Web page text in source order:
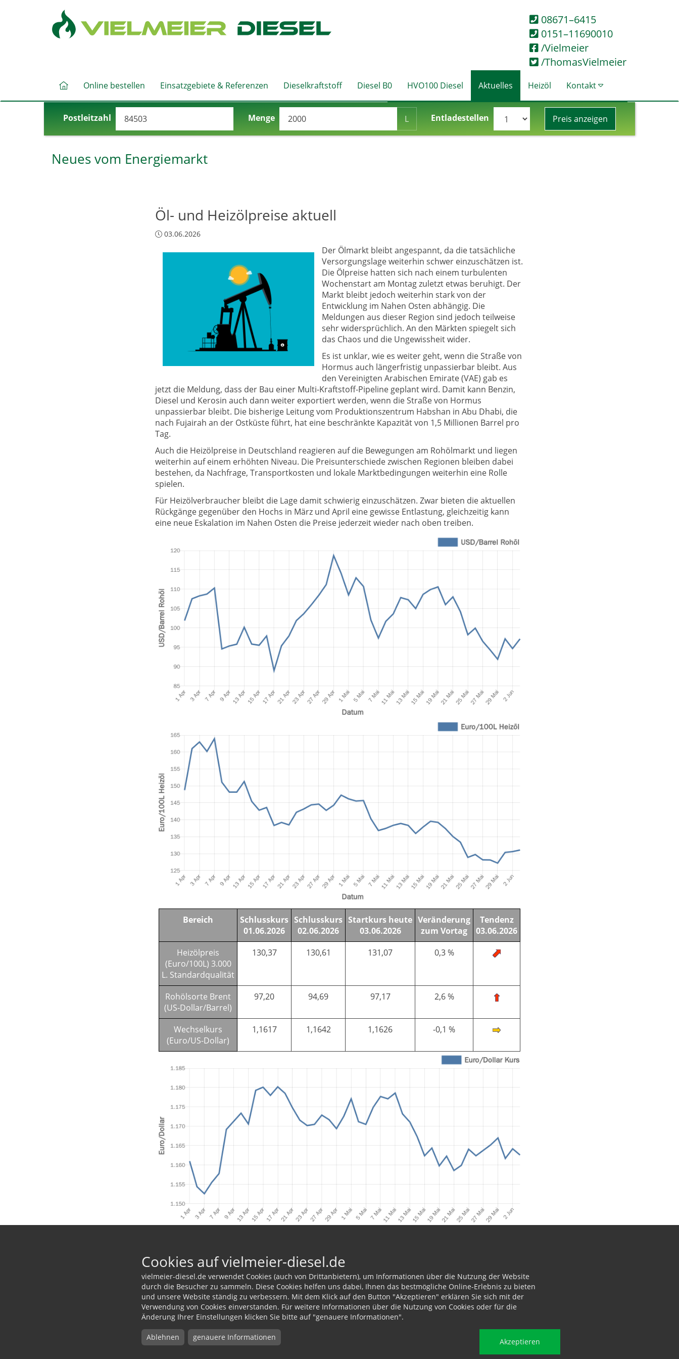
08671–6415
0151–11690010
/Vielmeier
/ThomasVielmeier
Online bestellen Einsatzgebiete & Referenzen Dieselkraftstoff Diesel B0 HVO100 Diesel Aktuelles Heizöl Kontakt
Postleitzahl Menge L Entladestellen Preis anzeigen
Neues vom Energiemarkt
Öl- und Heizölpreise aktuell
03.06.2026
Der Ölmarkt bleibt angespannt, da die tatsächliche
Versorgungslage weiterhin schwer einzuschätzen ist.
Die Ölpreise hatten sich nach einem turbulenten
Wochenstart am Montag zuletzt etwas beruhigt. Der
Markt bleibt jedoch weiterhin stark von der
Entwicklung im Nahen Osten abhängig. Die
Meldungen aus dieser Region sind jedoch teilweise
sehr widersprüchlich. An den Märkten spiegelt sich
das Chaos und die Ungewissheit wider.
Es ist unklar, wie es weiter geht, wenn die Straße von
Hormus auch längerfristig unpassierbar bleibt. Aus
den Vereinigten Arabischen Emirate (VAE) gab es
jetzt die Meldung, dass der Bau einer Multi-Kraftstoff-Pipeline geplant wird. Damit kann Benzin,
Diesel und Kerosin auch dann weiter exportiert werden, wenn die Straße von Hormus
unpassierbar bleibt. Die bisherige Leitung vom Produktionszentrum Habshan in Abu Dhabi, die
nach Fujairah an der Ostküste führt, hat eine beschränkte Kapazität von 1,5 Millionen Barrel pro
Tag.
Auch die Heizölpreise in Deutschland reagieren auf die Bewegungen am Rohölmarkt und liegen
weiterhin auf einem erhöhten Niveau. Die Preisunterschiede zwischen Regionen bleiben dabei
bestehen, da Nachfrage, Transportkosten und lokale Marktbedingungen weiterhin eine Rolle
spielen.
Für Heizölverbraucher bleibt die Lage damit schwierig einzuschätzen. Zwar bieten die aktuellen
Rückgänge gegenüber den Hochs in März und April eine gewisse Entlastung, gleichzeitig kann
eine neue Eskalation im Nahen Osten die Preise jederzeit wieder nach oben treiben.
Bereich
Schlusskurs
01.06.2026
Schlusskurs
02.06.2026
Startkurs heute
03.06.2026
Veränderung
zum Vortag
Tendenz
03.06.2026
Heizölpreis
(Euro/100L) 3.000
L. Standardqualität
130,37 130,61 131,07 0,3 %
Rohölsorte Brent
(US-Dollar/Barrel)
97,20 94,69 97,17 2,6 %
Wechselkurs
(Euro/US-Dollar)
1,1617 1,1642 1,1626 -0,1 %
Kontakt
08671 6415
08671 84645
info@vielmeier-heizoel.de
Geschäftsführer
Thomas Vielmeier
Informationen
Cookies auf vielmeier-diesel.de
vielmeier-diesel.de verwendet Cookies (auch von Drittanbietern), um Informationen über die Nutzung der Website
durch die Besucher zu sammeln. Diese Cookies helfen uns dabei, Ihnen das bestmögliche Online-Erlebnis zu bieten
und unsere Website ständig zu verbessern. Mit dem Klick auf den Button "Akzeptieren" erklären Sie sich mit der
Verwendung von Cookies einverstanden. Für weitere Informationen über die Nutzung von Cookies oder für die
Änderung Ihrer Einstellungen klicken Sie bitte auf "genauere Informationen".
Akzeptieren
Ablehnen genauere Informationen